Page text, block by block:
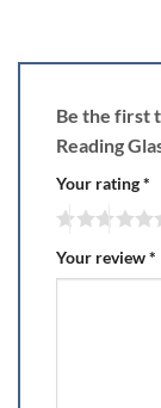
Be the first
Reading
Your rating*
Your review*